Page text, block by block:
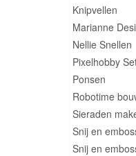
Knipvellen
Marianne
Nellie Snellen
Pixelhobby
Ponsen
Robotime
Sieraden
Snij en
Snij en